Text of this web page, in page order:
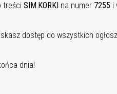
treści SIM.KORKI na numer 7255 i
dostęp do wszystkich
dnia!